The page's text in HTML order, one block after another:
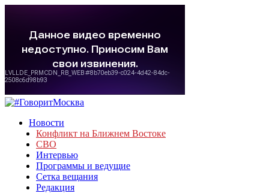
Новости
Конфликт на Ближнем Востоке
СВО
Интервью
Программы и ведущие
Сетка вещания
Редакция